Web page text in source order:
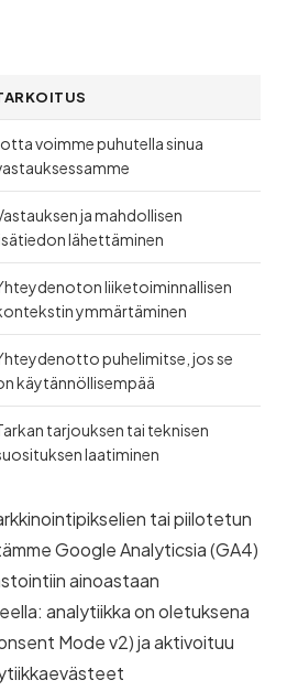
voimme puhutella sinua
ja mahdollisen
lähettäminen
liiketoiminnallisen
ymmärtäminen
puhelimitse, jos se
käytännöllisempää
tarjouksen tai teknisen
laatiminen
tai piilotetun
Google Analyticsia (GA4)
ainoastaan
analytiikka on oletuksena
Mode v2) ja aktivoituu